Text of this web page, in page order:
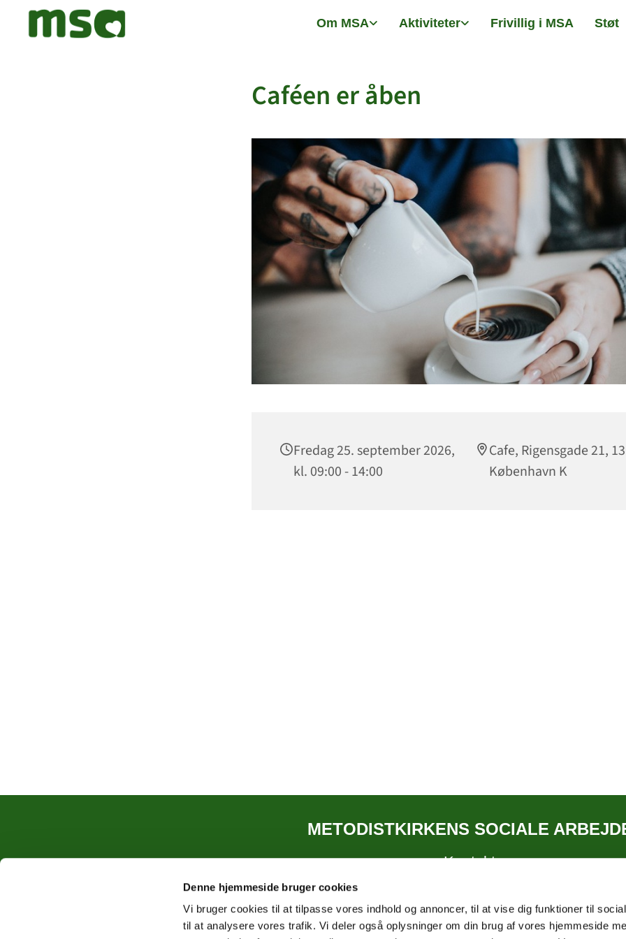
Denne hjemmeside bruger cookies
Vi bruger cookies til at tilpasse vores indhold og annoncer, til at vise dig funktioner til
til at analysere vores trafik. Vi deler også oplysninger om din brug af vores hjemmeside
Om MSA Aktiviteter Frivillig i MSA Støt
Caféen er åben
Fredag 25. september 2026,
kl. 09:00 - 14:00
Cafe, Rigensgade 21,
København K
METODISTKIRKENS SOCIALE
Kontakt